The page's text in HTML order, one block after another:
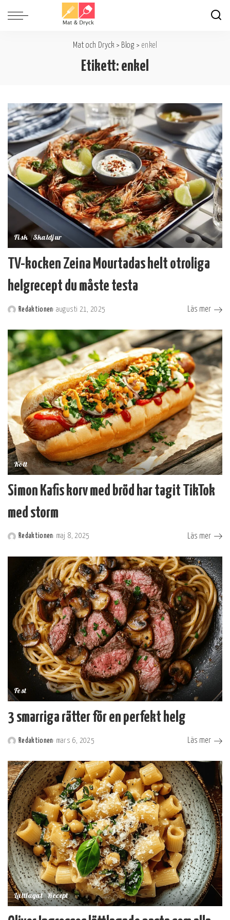
Mat och Dryck > Blog > enkel
Etikett: enkel
Fisk Skaldjur
TV-kocken Zeina Mourtadas helt otroliga
helgrecept du måste testa
Postat
av
Redaktionen augusti 21, 2025 Läs mer
Kött
Simon Kafis korv med bröd har tagit TikTok
med storm
Postat
Redaktionen maj 8, 2025 Läs mer
Fest
3 smarriga rätter för en perfekt helg
Postat
Redaktionen mars 6, 2025 Läs mer
Lättlagat Recept